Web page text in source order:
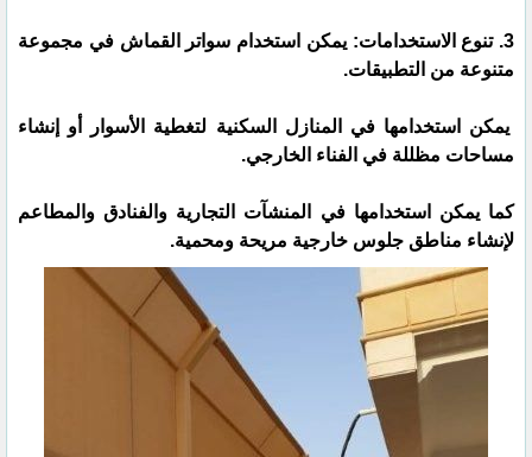
3. تنوع الاستخدامات: يمكن استخدام سواتر القماش في مجموعة
متنوعة من التطبيقات.
يمكن استخدامها في المنازل السكنية لتغطية الأسوار أو إنشاء
مساحات مظللة في الفناء الخارجي.
كما يمكن استخدامها في المنشآت التجارية والفنادق والمطاعم
لإنشاء مناطق جلوس خارجية مريحة ومحمية.